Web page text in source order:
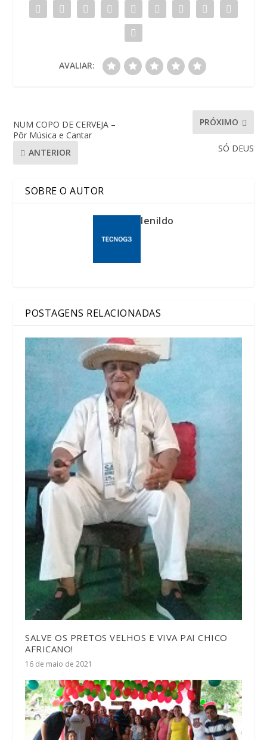
AVALIAR:
NUM COPO DE CERVEJA –
Pôr Música e Cantar
ANTERIOR
PRÓXIMO
SÓ DEUS
SOBRE O AUTOR
lenildo
POSTAGENS RELACIONADAS
SALVE OS PRETOS VELHOS E VIVA PAI CHICO
AFRICANO!
16 de maio de 2021